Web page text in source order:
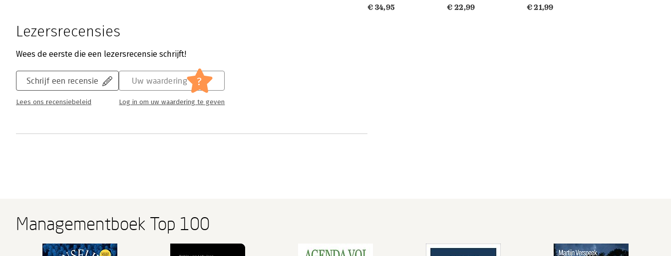
Lezersrecensies
Wees de eerste die een lezersrecensie schrijft!
Schrijf een recensie
Lees ons recensiebeleid
Uw waardering ?
Log in om uw waardering te geven
€ 34,95
€ 22,99
€ 21,99
Managementboek Top 100